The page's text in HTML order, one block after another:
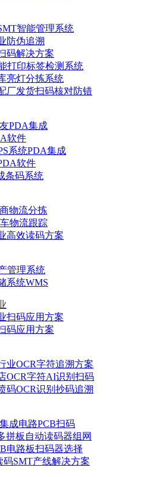
智能管理系统
防伪追溯
码解决方案
打印标签检测系统
亮灯分拣系统
厂发货扫码核对防错
PDA集成
软件
系统PDA集成
软件
条码系统
物流分拣
物流跟踪
高效读码方案
管理系统
系统WMS
扫码应用方案
码应用方案
业OCR字符追溯方案
OCR字符AI识别扫码
码OCR识别抄码追溯
成电路PCB扫码
拼板自动读码器组网
电路板扫码器选择
码SMT产线解决方案